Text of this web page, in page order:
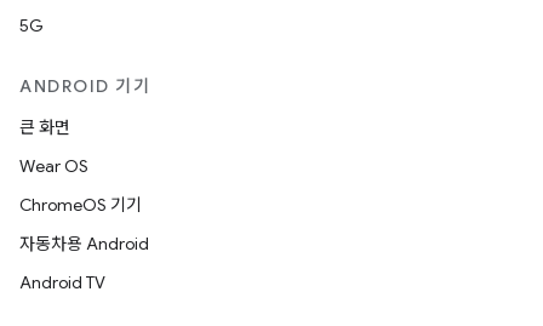
5G
ANDROID 기기
큰 화면
Wear OS
ChromeOS 기기
자동차용 Android
Android TV